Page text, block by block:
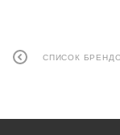
СПИСОК